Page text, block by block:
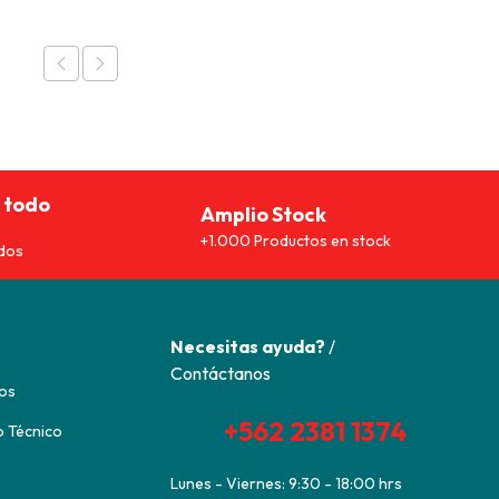
todo Amplio Stock
+1.000 Productos en stock
Técnico
Necesitas ayuda? /
Contáctanos
+562 2381 1374
Lunes - Viernes: 9:30 - 18:00 hrs